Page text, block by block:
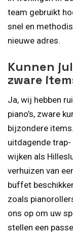
team gebruikt
snel en
nieuwe adres.
Kunnen
zware
Ja, wij hebben
piano’s, zware
bijzondere
uitdagende trap-
wijken als
verhuizen van
buffet
zoals
ons op om uw
stellen een